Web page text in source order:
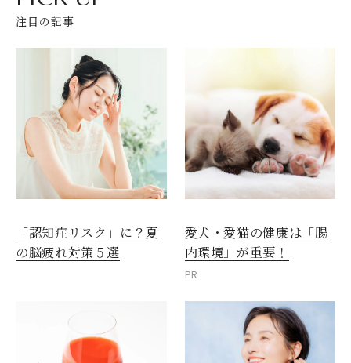
注目の記事
「認知症リスク」に？夏
の脳疲れ対策５選
愛犬・愛猫の健康は「腸
内環境」が重要！
PR